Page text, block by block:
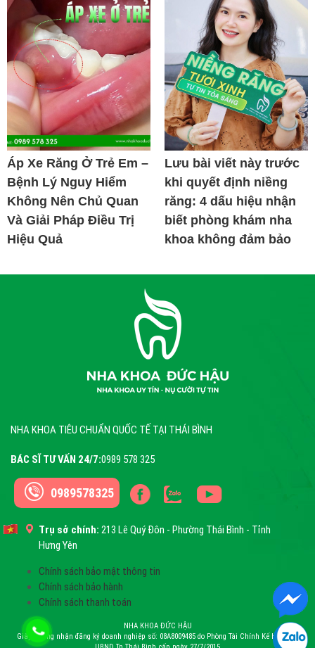
Áp Xe Răng Ở Trẻ Em –
Bệnh Lý Nguy Hiểm
Không Nên Chủ Quan
Và Giải Pháp Điều Trị
Hiệu Quả
Lưu bài viết này trước
khi quyết định niềng
răng: 4 dấu hiệu nhận
biết phòng khám nha
khoa không đảm bảo
NHA KHOA TIÊU CHUẨN QUỐC TẾ TẠI THÁI BÌNH
BÁC SĨ TƯ VẤN 24/7:0989 578 325
0989578325
Trụ sở chính: 213 Lê Quý Đôn - Phường Thái Bình - Tỉnh
Hưng Yên
Chính sách bảo mật thông tin
Chính sách bảo hành
Chính sách thanh toán
NHA KHOA ĐỨC HẬU
Giấy chứng nhận đăng ký doanh nghiệp số: 08A8009485 do Phòng Tài Chính Kế Hoạch –